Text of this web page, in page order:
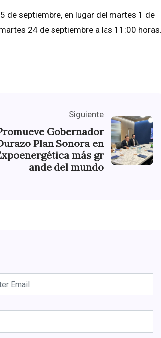
de septiembre, en lugar del martes 1 de
24 de septiembre a las 11:00 horas.
Siguiente
Gobernador
Plan Sonora en
más gr
ande del mundo